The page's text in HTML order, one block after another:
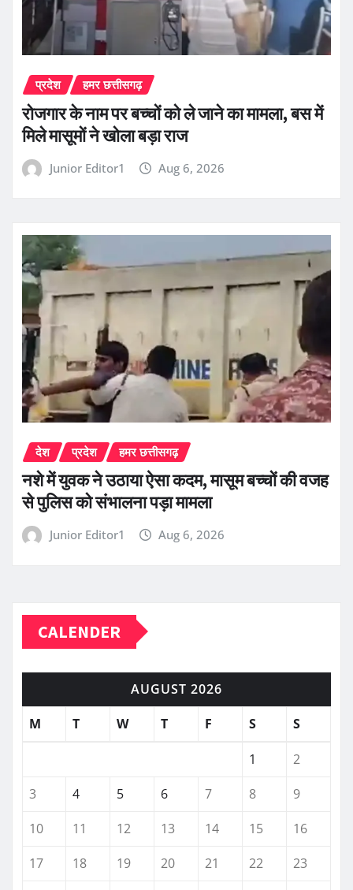
प्रदेश हमर छत्तीसगढ़
रोजगार के नाम पर बच्चों को ले जाने का मामला, बस में
मिले मासूमों ने खोला बड़ा राज
Junior Editor1 Aug 6, 2026
देश प्रदेश हमर छत्तीसगढ़
नशे में युवक ने उठाया ऐसा कदम, मासूम बच्चों की वजह
से पुलिस को संभालना पड़ा मामला
Junior Editor1 Aug 6, 2026
CALENDER
AUGUST 2026
M
T W T F S S
1
2
3
4 5 6 7 8
9
10
11 12 13 14 15
16
17
18 19 20 21 22
23